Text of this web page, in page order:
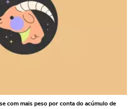
com mais peso por conta do acúmulo de